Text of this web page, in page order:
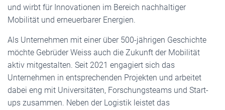
und wirbt für Innovationen im Bereich nachhaltiger
Mobilität und erneuerbarer Energien.
Als Unternehmen mit einer über 500-jährigen Geschichte
möchte Gebrüder Weiss auch die Zukunft der Mobilität
aktiv mitgestalten. Seit 2021 engagiert sich das
Unternehmen in entsprechenden Projekten und arbeitet
dabei eng mit Universitäten, Forschungsteams und Start-
ups zusammen. Neben der Logistik leistet das